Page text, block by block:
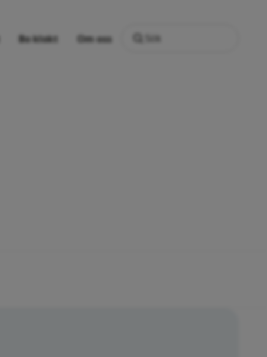
Sök
Om oss
Bo klokt